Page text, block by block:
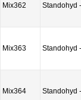
Mix362 Standohyd
Mix363 Standohyd
Mix364 Standohyd